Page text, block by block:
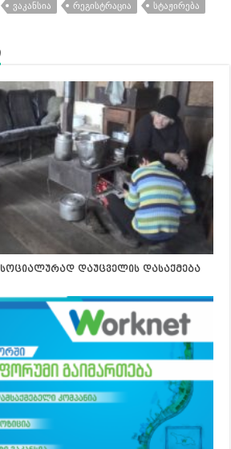
ᲕᲐᲙᲐᲜᲡᲘᲐ ᲠᲔᲒᲘᲡᲢᲠᲐᲪᲘᲐ ᲡᲢᲐᲟᲘᲠᲔᲑᲐ
დაუცველის დასაქმება